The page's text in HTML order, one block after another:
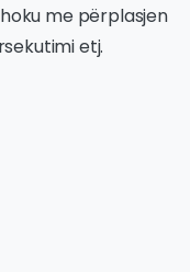
me përplasjen
etj.